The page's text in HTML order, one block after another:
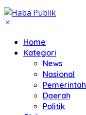
Home
Kategori
News
Nasional
Pemerintah
Daerah
Politik